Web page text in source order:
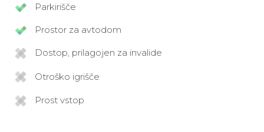
Parkirišče
Prostor za avtodom
Dostop, prilagojen za invalide
Otroško igrišče
Prost vstop